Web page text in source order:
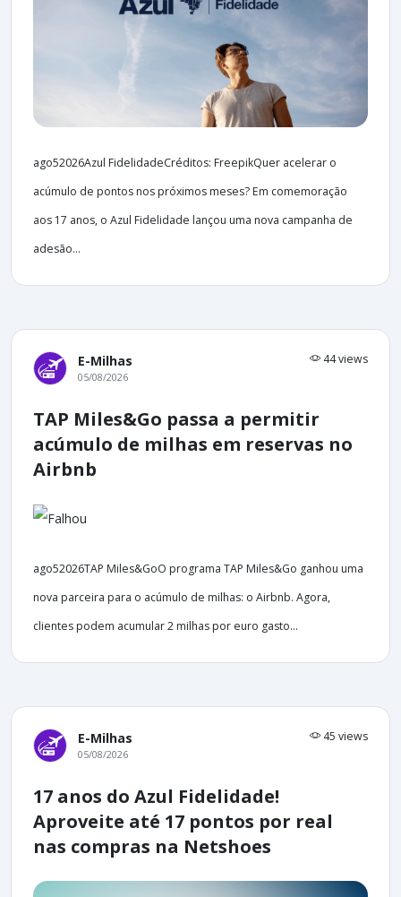
ago52026Azul FidelidadeCréditos: FreepikQuer acelerar o
acúmulo de pontos nos próximos meses? Em comemoração
aos 17 anos, o Azul Fidelidade lançou uma nova campanha de
adesão...
E-Milhas 44 views
05/08/2026
TAP Miles&Go passa a permitir
acúmulo de milhas em reservas no
Airbnb
ago52026TAP Miles&GoO programa TAP Miles&Go ganhou uma
nova parceira para o acúmulo de milhas: o Airbnb. Agora,
clientes podem acumular 2 milhas por euro gasto...
E-Milhas 45 views
05/08/2026
17 anos do Azul Fidelidade!
Aproveite até 17 pontos por real
nas compras na Netshoes